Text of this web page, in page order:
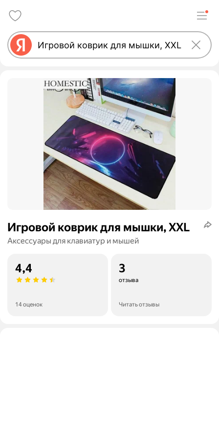
Игровой коврик для мышки, XXL
Аксессуары для клавиатур и мышей
4,4
14 оценок
3
отзыва
Читать отзывы